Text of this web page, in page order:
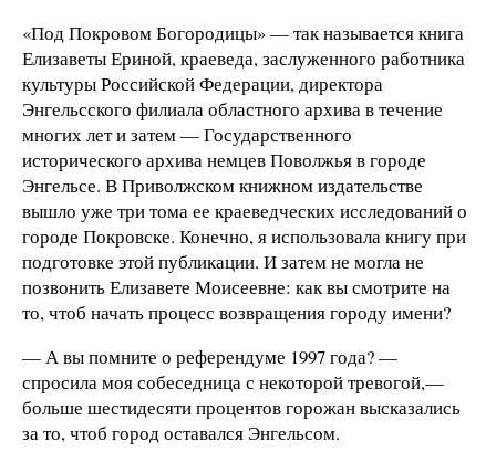
«Под Покровом Богородицы» — так называется книга
Елизаветы Ериной, краеведа, заслуженного работника
культуры Российской Федерации, директора
Энгельсского филиала областного архива в течение
многих лет и затем — Государственного
исторического архива немцев Поволжья в городе
Энгельсе. В Приволжском книжном издательстве
вышло уже три тома ее краеведческих исследований о
городе Покровске. Конечно, я использовала книгу при
подготовке этой публикации. И затем не могла не
позвонить Елизавете Моисеевне: как вы смотрите на
то, чтоб начать процесс возвращения городу имени?
— А вы помните о референдуме 1997 года? —
спросила моя собеседница с некоторой тревогой,—
больше шестидесяти процентов горожан высказались
за то, чтоб город оставался Энгельсом.